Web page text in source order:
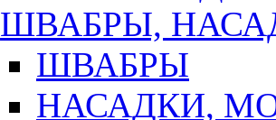
ШВАБРЫ,
ШВАБРЫ
НАСАДКИ,